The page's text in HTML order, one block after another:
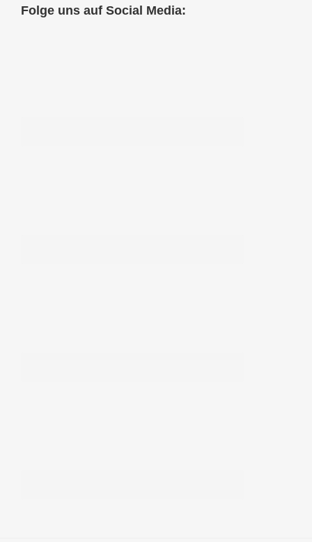
Folge uns auf Social Media: